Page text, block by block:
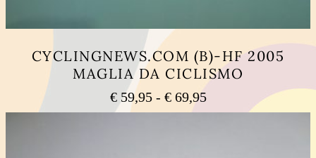
CYCLINGNEWS.COM (B)-HF 2005
MAGLIA DA CICLISMO
€59,95 - €69,95Fascia
di